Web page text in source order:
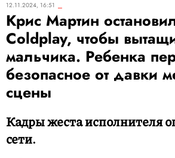
12.11.2024, 16:51
Крис Мартин
Coldplay, чтобы
мальчика. Ребенка
безопасное от давки
сцены
Кадры жеста исполнителя
сети.